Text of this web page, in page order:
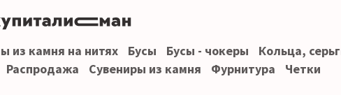
из камня на нитях Бусы Бусы - чокеры Кольца,
Распродажа Сувениры из камня Фурнитура Четки